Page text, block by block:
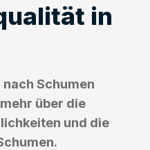
in
Schumen
über die
und die